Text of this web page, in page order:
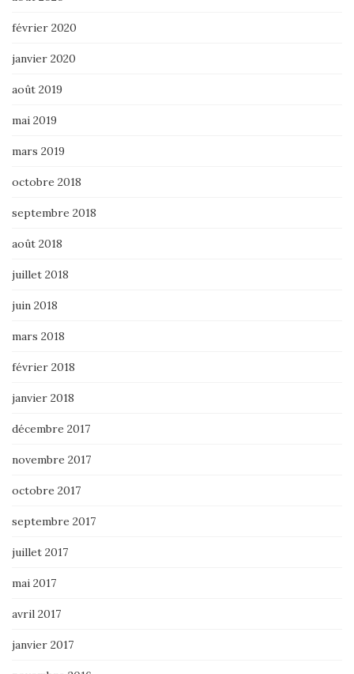
février 2020
janvier 2020
août 2019
mai 2019
mars 2019
octobre 2018
septembre 2018
août 2018
juillet 2018
juin 2018
mars 2018
février 2018
janvier 2018
décembre 2017
novembre 2017
octobre 2017
septembre 2017
juillet 2017
mai 2017
avril 2017
janvier 2017